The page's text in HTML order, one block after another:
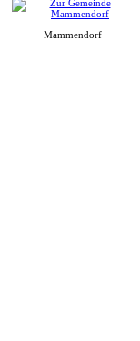
Mammendorf